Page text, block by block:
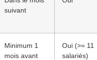
suivant
Minimum 1
mois avant
Oui (>= 11
salariés)